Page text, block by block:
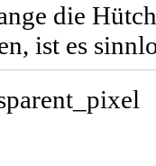
die
ist es